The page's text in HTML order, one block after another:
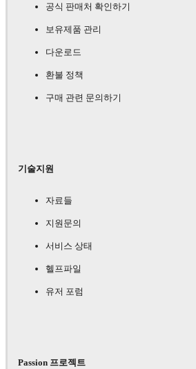
공식 판매처 확인하기
보유제품 관리
다운로드
환불 정책
구매 관련 문의하기
기술지원
자료들
지원문의
서비스 상태
헬프파일
유저 포럼
Passion 프로젝트